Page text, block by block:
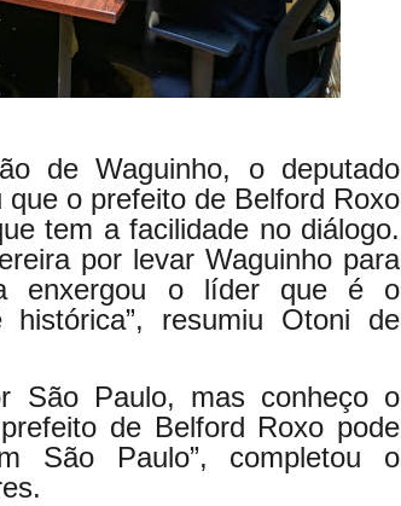
de Waguinho, o deputado
o prefeito de Belford Roxo
tem a facilidade no diálogo.
por levar Waguinho para
enxergou o líder que é o
resumiu Otoni de
São Paulo, mas conheço o
de Belford Roxo pode
São Paulo”, completou o